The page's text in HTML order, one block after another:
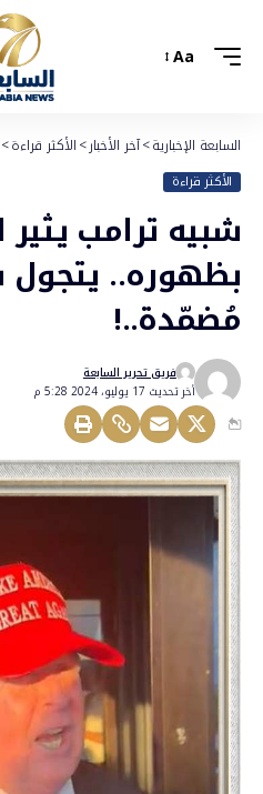
Aa
السابعة الإخبارية>آخر الأخبار>الأكثر قراءة>
الأكثر قراءة
شبيه ترامب يثير
بظهوره.. يتجول
مُضمّدة..!
أخر تحديث 17 يوليو، 2024 5:28 م
فريق تحرير السابعة